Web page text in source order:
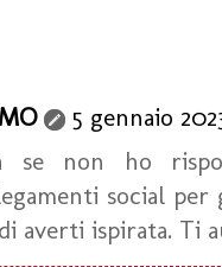
5 gennaio
se non ho
social per
averti ispirata. Ti